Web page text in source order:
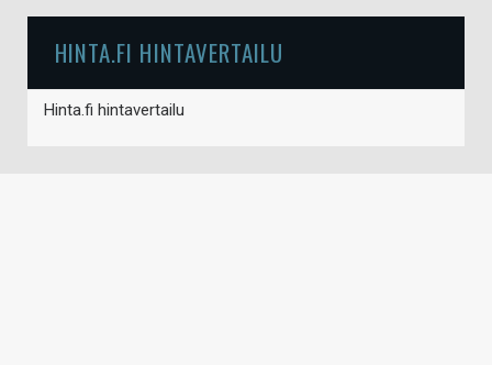
HINTA.FI HINTAVERTAILU
Hinta.fi hintavertailu